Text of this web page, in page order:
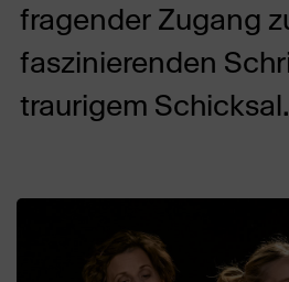
fragender Zugang
faszinierenden
traurigem Schicksal.